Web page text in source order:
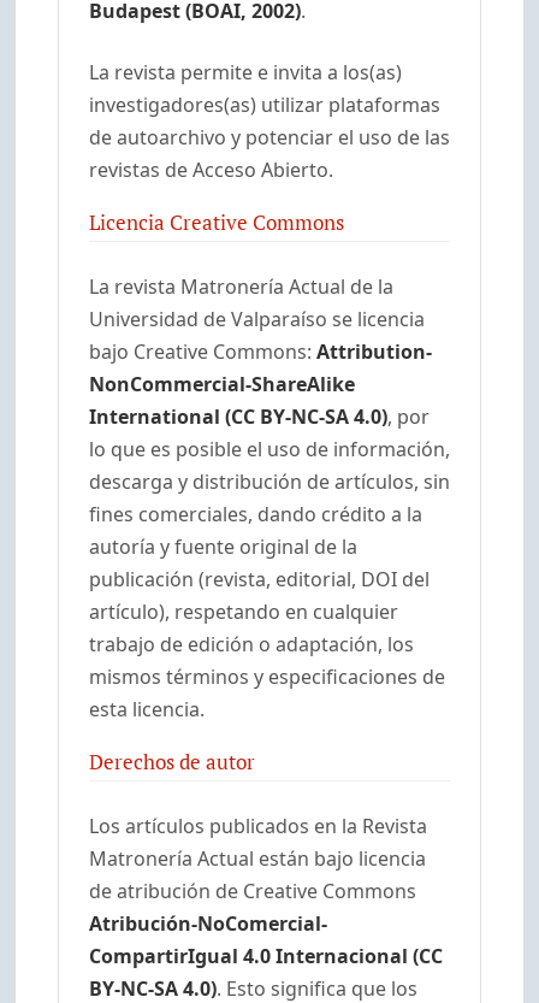
Budapest (BOAI, 2002).
La revista permite e invita a los(as)
investigadores(as) utilizar plataformas
de autoarchivo y potenciar el uso de las
revistas de Acceso Abierto.
Licencia Creative Commons
La revista Matronería Actual de la
Universidad de Valparaíso se licencia
bajo Creative Commons: Attribution-
NonCommercial-ShareAlike
International (CC BY-NC-SA 4.0), por
lo que es posible el uso de información,
descarga y distribución de artículos, sin
fines comerciales, dando crédito a la
autoría y fuente original de la
publicación (revista, editorial, DOI del
artículo), respetando en cualquier
trabajo de edición o adaptación, los
mismos términos y especificaciones de
esta licencia.
Derechos de autor
Los artículos publicados en la Revista
Matronería Actual están bajo licencia
de atribución de Creative Commons
Atribución-NoComercial-
CompartirIgual 4.0 Internacional (CC
BY-NC-SA 4.0). Esto significa que los